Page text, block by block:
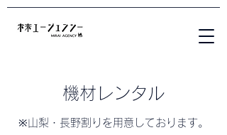
機材レンタル
※山梨・長野割りを用意しております。